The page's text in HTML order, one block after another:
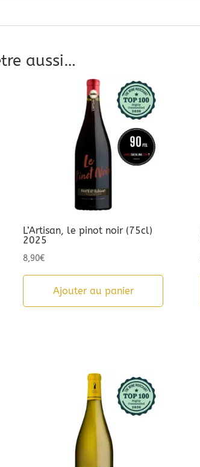
aussi…
L’Artisan, le pinot noir (75cl)
2025
8,90€
Ajouter au panier